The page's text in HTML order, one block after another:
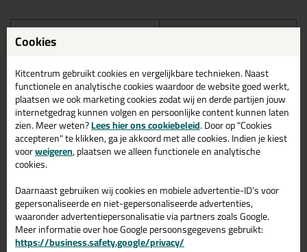
Omschrijving
Het primer bolletje is een ideaal hulpmiddel voor het makkelijk
aanbrengen van primers bij bijv. kunststofbaden. Dit product is
zeer geschikt voor de vakman en doe-het-zelver!
Gerelateerde producten
Cookies
Kitcentrum gebruikt cookies en vergelijkbare technieken. Naast
functionele en analytische cookies waardoor de website goed werkt,
plaatsen we ook marketing cookies zodat wij en derde partijen jouw
internetgedrag kunnen volgen en persoonlijke content kunnen laten
zien. Meer weten?Lees hier ons cookiebeleid. Door op "Cookies
accepteren" te klikken, ga je akkoord met alle cookies. Indien je kiest
voorweigeren, plaatsen we alleen functionele en analytische
cookies.
Daarnaast gebruiken wij cookies en mobiele advertentie-ID’s voor
gepersonaliseerde en niet-gepersonaliseerde advertenties,
waaronder advertentiepersonalisatie via partners zoals Google.
Meer informatie over hoe Google persoonsgegevens gebruikt:
https://business.safety.google/privacy/